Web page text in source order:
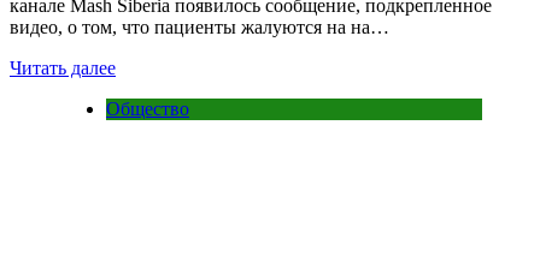
канале Mash Siberia появилось сообщение, подкрепленное
видео, о том, что пациенты жалуются на на…
Читать далее
Общество